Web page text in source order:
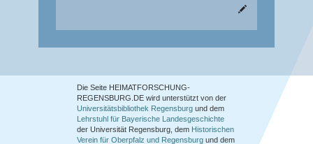
Die Seite HEIMATFORSCHUNG-
REGENSBURG.DE wird unterstützt von der
Universitätsbibliothek Regensburg und dem
Lehrstuhl für Bayerische Landesgeschichte
der Universität Regensburg, dem Historischen
Verein für Oberpfalz und Regensburg und dem